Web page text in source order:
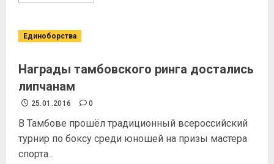
Единоборства
Награды тамбовского ринга достались
липчанам
25.01.2016 0
В Тамбове прошёл традиционный всероссийский
турнир по боксу среди юношей на призы мастера
спорта...